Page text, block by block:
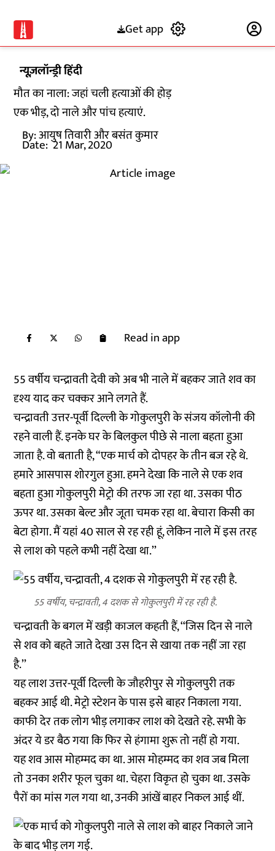
Get app
न्यूज़लॉन्ड्री हिंदी
मौत का नाला: जहां चली हत्याओं की होड़
एक भीड़, दो नाले और पांच हत्याएं.
By:आयुष तिवारी और बसंत कुमार
Date: 21 Mar, 2020
Read in app
55 वर्षीय चन्द्रावती देवी को अब भी नाले में बहकर जाते शव का
दृश्य याद कर चक्कर आने लगते हैं.
चन्द्रावती उत्तर-पूर्वी दिल्ली के गोकुलपुरी के संजय कॉलोनी की
रहने वाली हैं. इनके घर के बिलकुल पीछे से नाला बहता हुआ
जाता है. वो बताती है, “एक मार्च को दोपहर के तीन बज रहे थे.
हमारे आसपास शोरगुल हुआ. हमने देखा कि नाले से एक शव
बहता हुआ गोकुलपुरी मेट्रो की तरफ जा रहा था. उसका पीठ
ऊपर था. उसका बेल्ट और जूता चमक रहा था. बेचारा किसी का
बेटा होगा. मैं यहां 40 साल से रह रही हूं, लेकिन नाले में इस तरह
से लाश को पहले कभी नहीं देखा था.’’
55 वर्षीय, चन्द्रावती, 4 दशक से गोकुलपुरी में रह रही है.
चन्द्रावती के बगल में खड़ी काजल कहती हैं, ‘‘जिस दिन से नाले
से शव को बहते जाते देखा उस दिन से खाया तक नहीं जा रहा
है.’’
यह लाश उत्तर-पूर्वी दिल्ली के जौहरीपुर से गोकुलपुरी तक
बहकर आई थी. मेट्रो स्टेशन के पास इसे बाहर निकाला गया.
काफी देर तक लोग भीड़ लगाकर लाश को देखते रहे. सभी के
अंदर ये डर बैठ गया कि फिर से हंगामा शुरू तो नहीं हो गया.
यह शव आस मोहम्मद का था. आस मोहम्मद का शव जब मिला
तो उनका शरीर फूल चुका था. चेहरा विकृत हो चुका था. उसके
पैरों का मांस गल गया था, उनकी आंखें बाहर निकल आई थीं.